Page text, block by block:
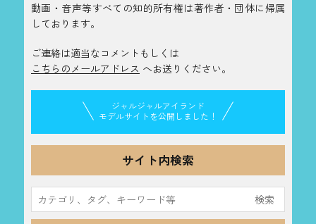
動画・音声等すべての知的所有権は著作者・団体に帰属
しております。
ご連絡は適当なコメントもしくは
こちらのメールアドレス へお送りください。
ジャルジャルアイランド
モデルサイトを公開しました！
サイト内検索
索: